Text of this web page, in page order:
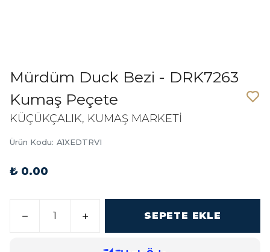
Mürdüm Duck Bezi - DRK7263
Kumaş Peçete
KÜÇÜKÇALIK, KUMAŞ MARKETİ
Ürün Kodu: A1XEDTRVI
₺ 0.00
SEPETE EKLE